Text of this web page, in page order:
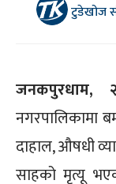
टुडेखोज
जनकपुरधाम,
नगरपालिकामा
दाहाल, औषधी
साहको मृत्यू